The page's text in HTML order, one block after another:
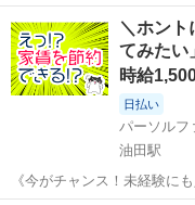
完結WEB応募！富山市周辺！ 【コメント】 弊社なら事前の職場
が多数！お仕事安心スタート★★ 「派遣では働いたことが
なる・・・」 「スキルや...
仕分け
＼ホン
てみた
時給
日払い
パーソルフ
油田駅
《今がチャンス！未経験に